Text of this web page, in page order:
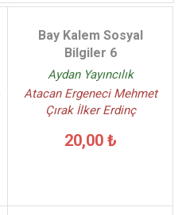
Bay Kalem Sosyal
Bilgiler 6
Aydan Yayıncılık
Atacan Ergeneci Mehmet
Çırak İlker Erdinç
20,00 ₺